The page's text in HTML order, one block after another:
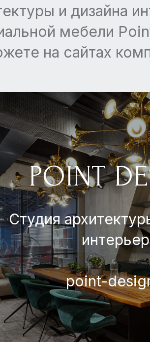
и дизайна
мебели
на сайтах
POINT
Студия
point-